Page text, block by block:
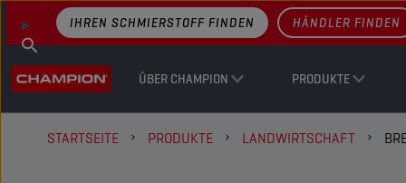
ÜBER CHAMPION PRODUKTE
IHREN SCHMIERSTOFF FINDEN HÄNDLER FINDEN
STARTSEITE PRODUKTE LANDWIRTSCHAFT